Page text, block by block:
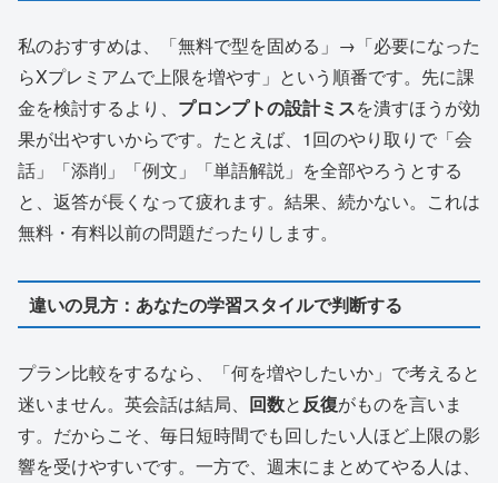
私のおすすめは、「無料で型を固める」→「必要になった
らXプレミアムで上限を増やす」という順番です。先に課
金を検討するより、 プロンプトの設計ミスを潰すほうが効
果が出やすいからです。たとえば、1回のやり取りで「会
話」「添削」「例文」「単語解説」を全部やろうとする
と、返答が長くなって疲れます。結果、続かない。これは
無料・有料以前の問題だったりします。
違いの見方：あなたの学習スタイルで判断する
プラン比較をするなら、「何を増やしたいか」で考えると
迷いません。英会話は結局、 回数と反復がものを言いま
す。だからこそ、毎日短時間でも回したい人ほど上限の影
響を受けやすいです。一方で、週末にまとめてやる人は、